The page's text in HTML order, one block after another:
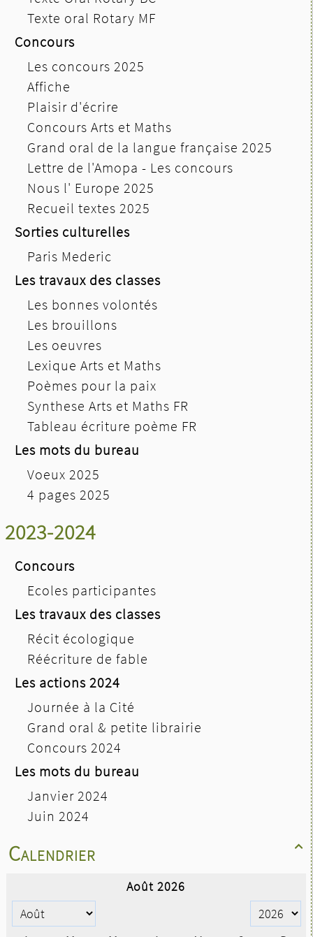
Texte oral Rotary MF
Concours
Les concours 2025
Affiche
Plaisir d'écrire
Concours Arts et Maths
Grand oral de la langue française 2025
Lettre de l'Amopa - Les concours
Nous l' Europe 2025
Recueil textes 2025
Sorties culturelles
Paris Mederic
Les travaux des classes
Les bonnes volontés
Les brouillons
Les oeuvres
Lexique Arts et Maths
Poèmes pour la paix
Synthese Arts et Maths FR
Tableau écriture poème FR
Les mots du bureau
Voeux 2025
4 pages 2025
2023-2024
Concours
Ecoles participantes
Les travaux des classes
Récit écologique
Réécriture de fable
Les actions 2024
Journée à la Cité
Grand oral & petite librairie
Concours 2024
Les mots du bureau
Janvier 2024
Juin 2024

Calendrier